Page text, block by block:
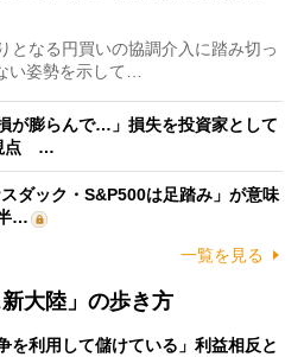
なる円買いの協調介入に踏み切っ
い姿勢を示して…
が膨らんで…」損失を投資家として
点 …
スダック・S&P500は足踏み」が意味
…
一覧を見る
大陸」の歩き方
を利用して儲けている」利益相反と